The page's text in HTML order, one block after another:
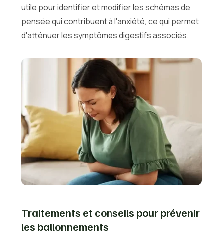
utile pour identifier et modifier les schémas de
pensée qui contribuent à l'anxiété, ce qui permet
d'atténuer les symptômes digestifs associés.
Traitements et conseils pour prévenir
les ballonnements